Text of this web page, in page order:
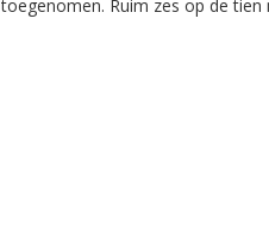
toegenomen. Ruim zes op de